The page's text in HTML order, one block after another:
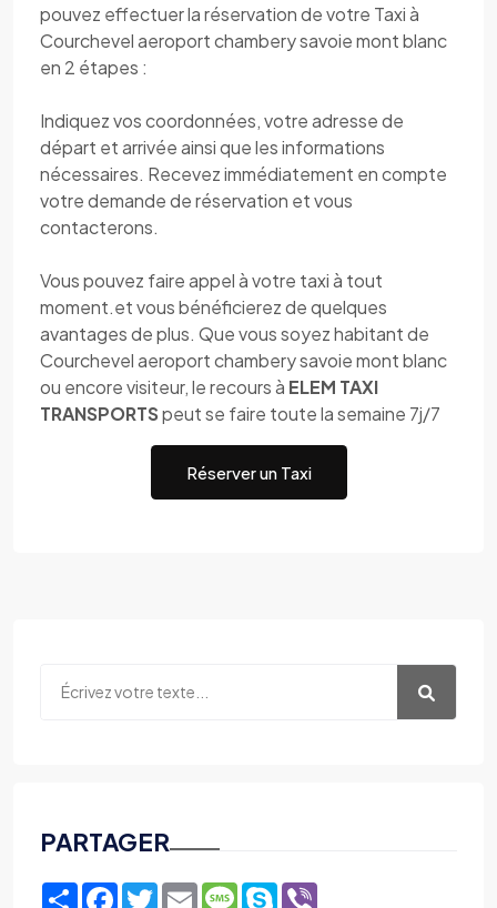
pouvez effectuer la réservation de votre Taxi à
Courchevel aeroport chambery savoie mont blanc
en 2 étapes :
Indiquez vos coordonnées, votre adresse de
départ et arrivée ainsi que les informations
nécessaires. Recevez immédiatement en compte
votre demande de réservation et vous
contacterons.
Vous pouvez faire appel à votre taxi à tout
moment.et vous bénéficierez de quelques
avantages de plus. Que vous soyez habitant de
Courchevel aeroport chambery savoie mont blanc
ou encore visiteur, le recours à ELEM TAXI
TRANSPORTSpeut se faire toute la semaine 7j/7
Réserver un Taxi
PARTAGER
ShareFacebook
TwitterEmailMessage
Skype